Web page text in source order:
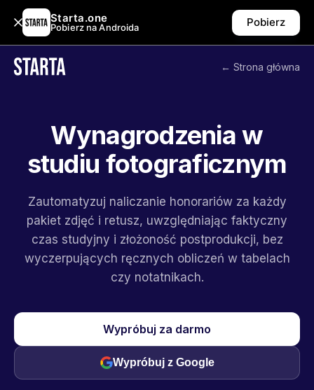
Starta.one
Pobierz na Androida Pobierz
← Strona główna
Wynagrodzenia w
studiu fotograficznym
Zautomatyzuj naliczanie honorariów za każdy
pakiet zdjęć i retusz, uwzględniając faktyczny
czas studyjny i złożoność postprodukcji, bez
wyczerpujących ręcznych obliczeń w tabelach
czy notatnikach.
Wypróbuj za darmo
Wypróbuj z Google